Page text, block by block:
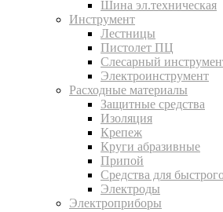
Шина эл.техническая
Инструмент
Лестницы
Пистолет ПЦ
Слесарный
Электроинструмент
Расходные материалы
Защитные средства
Изоляция
Крепеж
Круги абразивные
Припой
Средства для
Электроды
Электроприборы